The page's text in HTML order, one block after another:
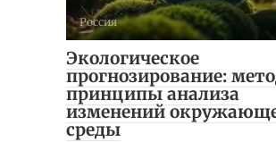
Россия
Экологическое
прогнозирование:
принципы анализа
изменений
среды